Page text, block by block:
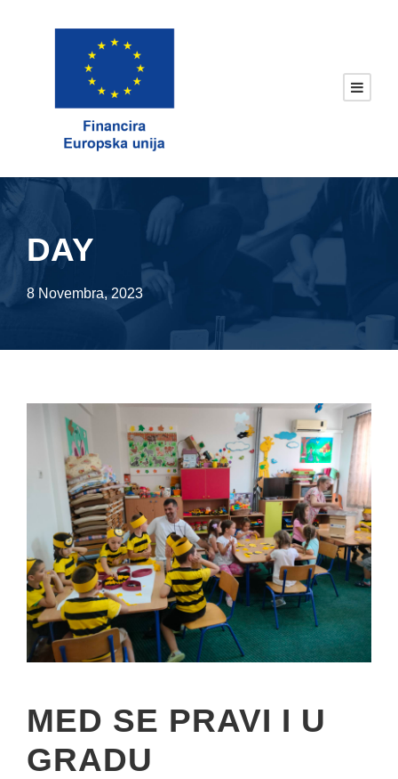
DAY
8 Novembra, 2023
MED SE PRAVI I U
GRADU